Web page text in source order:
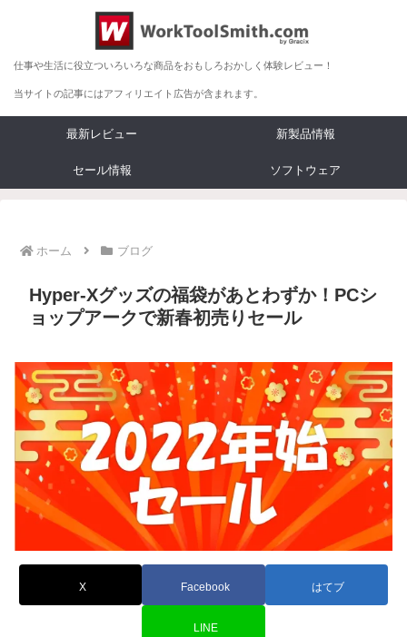
仕事や生活に役立ついろいろな商品をおもしろおかしく体験レビュー！
当サイトの記事にはアフィリエイト広告が含まれます。
最新レビュー 新製品情報
セール情報 ソフトウェア
ホーム ブログ
Hyper-Xグッズの福袋があとわずか！PCシ
ョップアークで新春初売りセール
X Facebook はてブ
LINE